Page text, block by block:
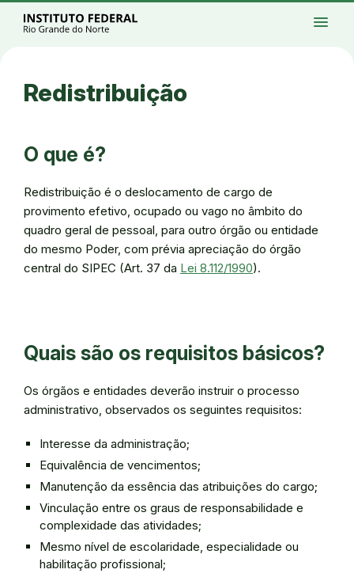
Ir para a página inicial
Ir para a busca
Alto contraste
menu
Redistribuição
O que é?
Redistribuição é o deslocamento de cargo de
provimento efetivo, ocupado ou vago no âmbito do
quadro geral de pessoal, para outro órgão ou entidade
do mesmo Poder, com prévia apreciação do órgão
central do SIPEC (Art. 37 da Lei 8.112/1990).
Quais são os requisitos básicos?
Os órgãos e entidades deverão instruir o processo
administrativo, observados os seguintes requisitos:
Interesse da administração;
Equivalência de vencimentos;
Manutenção da essência das atribuições do cargo;
Vinculação entre os graus de responsabilidade e
complexidade das atividades;
Mesmo nível de escolaridade, especialidade ou
habilitação profissional;